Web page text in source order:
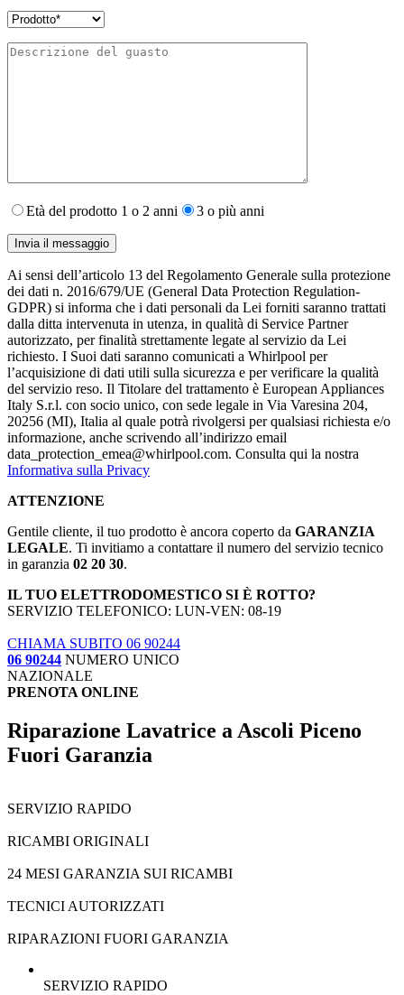
Età del prodotto 1 o 2 anni 3 o più anni
Ai sensi dell’articolo 13 del Regolamento Generale sulla protezione
dei dati n. 2016/679/UE (General Data Protection Regulation-
GDPR) si informa che i dati personali da Lei forniti saranno​ trattati
dalla ditta intervenuta in utenza,​ in qualità di Service Partner
autorizzato, per finalità strettamente legate al servizio da Lei
richiesto. I S​uoi dati saranno comunicati a Whirlpool per
l’acquisizione di dati utili sulla sicurezza e per verificare la qualità
del servizio reso. Il Titolare del trattamento è European Appliances
Italy S.r.l. con socio unico, con sede legale in Via Varesina 204,
20256 (MI), Italia al quale potrà rivolgersi per qualsiasi richiesta e/o
informazione, anche scrivendo all’indirizzo email
data_protection_emea@whirlpool.com. Consulta qui la nostra
Informativa sulla Privacy
ATTENZIONE
Gentile cliente, il tuo prodotto è ancora coperto da GARANZIA
LEGALE. Ti invitiamo a contattare il numero del servizio tecnico
in garanzia 02 20 30.
IL TUO ELETTRODOMESTICO SI È ROTTO?
SERVIZIO TELEFONICO: LUN-VEN: 08-19
CHIAMA SUBITO 06 90244
06 90244 NUMERO UNICO
NAZIONALE
PRENOTA ONLINE
Riparazione Lavatrice a Ascoli Piceno
Fuori Garanzia
SERVIZIO RAPIDO
RICAMBI ORIGINALI
24 MESI GARANZIA SUI RICAMBI
TECNICI AUTORIZZATI
RIPARAZIONI FUORI GARANZIA
SERVIZIO RAPIDO